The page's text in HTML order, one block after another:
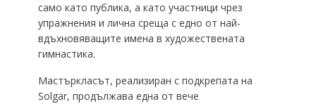
само като публика, а като участници чрез
упражнения и лична среща с едно от най-
вдъхновяващите имена в художествената
гимнастика.
Мастъркласът, реализиран с подкрепата на
Solgar, продължава една от вече